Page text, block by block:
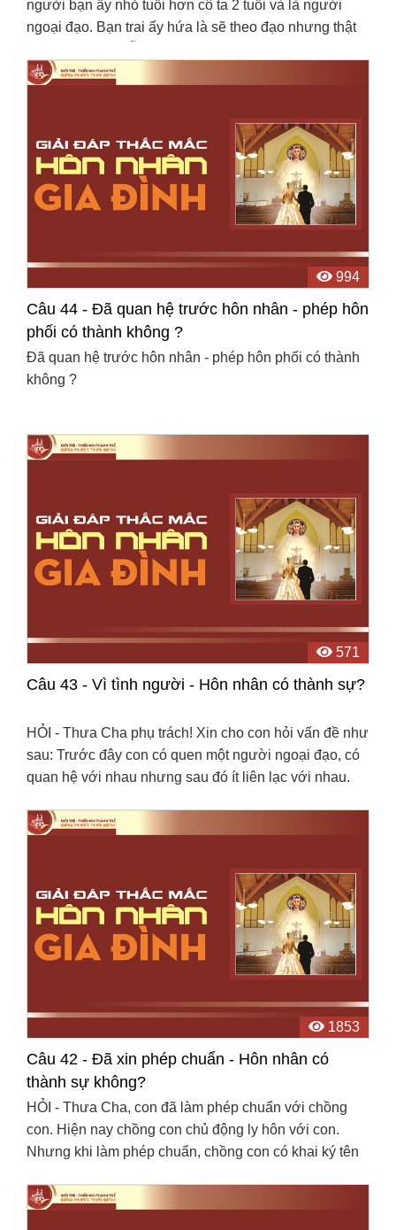
người bạn ấy nhỏ tuổi hơn cô ta 2 tuổi và là người
ngoại đạo. Bạn trai ấy hứa là sẽ theo đạo nhưng thật
994
Câu 44 - Đã quan hệ trước hôn nhân - phép hôn
phối có thành không ?
Đã quan hệ trước hôn nhân - phép hôn phối có thành
không ?
571
Câu 43 - Vì tình người - Hôn nhân có thành sự?
HỎI - Thưa Cha phụ trách! Xin cho con hỏi vấn đề như
sau: Trước đây con có quen một người ngoại đạo, có
quan hệ với nhau nhưng sau đó ít liên lạc với nhau.
1853
Câu 42 - Đã xin phép chuẩn - Hôn nhân có
thành sự không?
HỎI - Thưa Cha, con đã làm phép chuẩn với chồng
con. Hiện nay chồng con chủ động ly hôn với con.
Nhưng khi làm phép chuẩn, chồng con có khai ký tên